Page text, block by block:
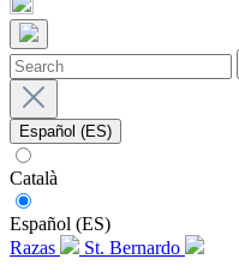
Español (ES)
Català
Español (ES)
Razas
St. Bernardo